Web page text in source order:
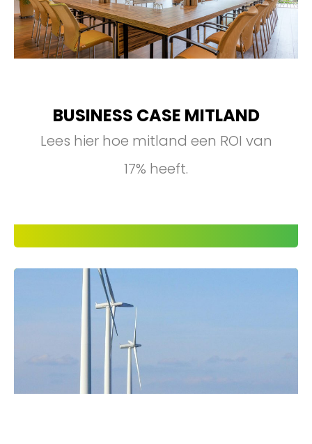
BUSINESS CASE MITLAND
Lees hier hoe mitland een ROI van
17% heeft.